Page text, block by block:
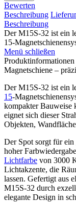
Bewerten
Beschreibung
Beschreibung
Der M15S-32 ist ein
15-
Menü schließen
Magnetschiene –
Der M15S-32 ist ein
15-
kompakter Bauweise
eignet sich dieser
Objekten,
Der Spot sorgt für
hoher
Lichtfarbe von 3000
Lichtakzente, die
lassen. Gefertigt aus
M15S-32 durch
elegante Design in